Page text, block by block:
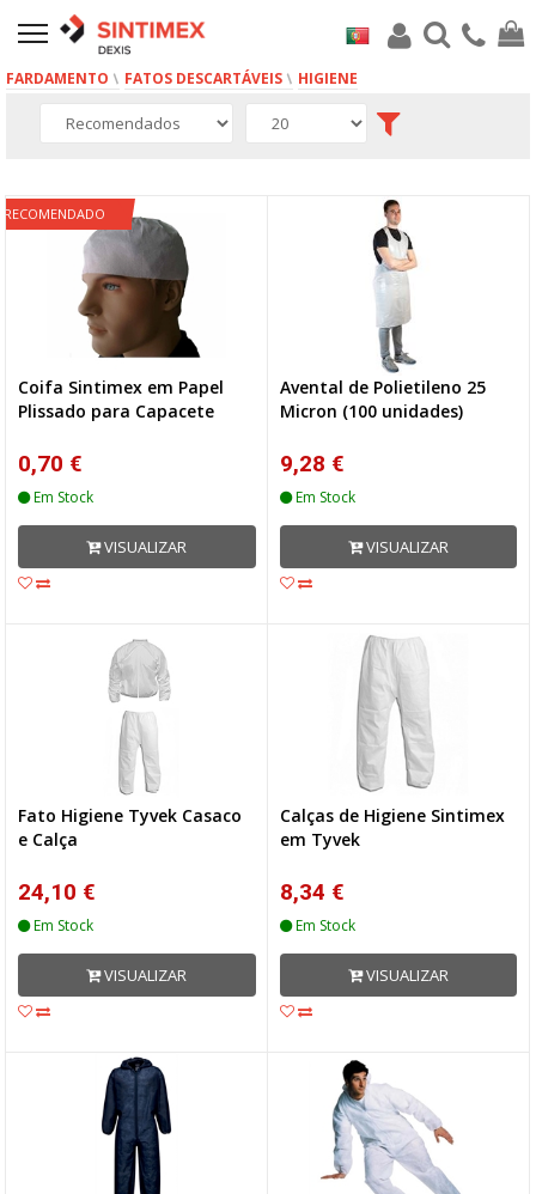
FARDAMENTO FATOS DESCARTÁVEIS HIGIENE
RECOMENDADO
Coifa Sintimex em Papel
Plissado para Capacete
0,70 €
Em Stock
VISUALIZAR
Avental de Polietileno 25
Micron (100 unidades)
9,28 €
Em Stock
VISUALIZAR
Fato Higiene Tyvek Casaco
e Calça
24,10 €
Em Stock
VISUALIZAR
Calças de Higiene Sintimex
em Tyvek
8,34 €
Em Stock
VISUALIZAR